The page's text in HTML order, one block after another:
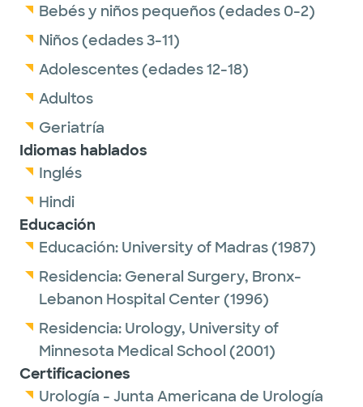
Bebés y niños pequeños (edades 0-2)
Niños (edades 3-11)
Adolescentes (edades 12-18)
Adultos
Geriatría
Idiomas hablados
Inglés
Hindi
Educación
Educación: University of Madras(1987)
Residencia: General Surgery, Bronx-
Lebanon Hospital Center (1996)
Residencia: Urology, University of
Minnesota Medical School (2001)
Certificaciones
Urología - Junta Americana de Urología